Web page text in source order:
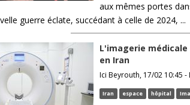
aux mêmes portes
guerre éclate, succédant à celle de 2024, ...
L'imagerie
en Iran
Ici Beyrouth, 17/02 10:45 -
Iran espace hôpital